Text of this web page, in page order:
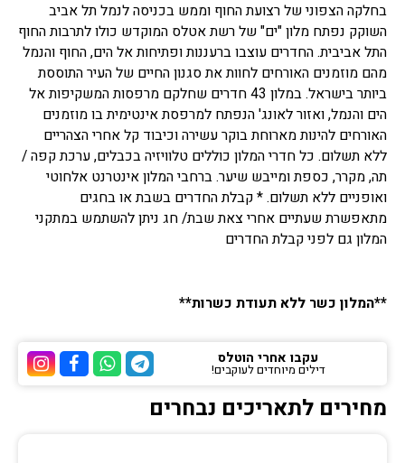
בחלקה הצפוני של רצועת החוף וממש בכניסה לנמל תל אביב
השוקק נפתח מלון "ים" של רשת אטלס המוקדש כולו לתרבות החוף
התל אביבית. החדרים עוצבו ברעננות ופתיחות אל הים, החוף והנמל
מהם מוזמנים האורחים לחוות את סגנון החיים של העיר התוססת
ביותר בישראל. במלון 43 חדרים שחלקם מרפסות המשקיפות אל
הים והנמל, ואזור לאונג' הנפתח למרפסת אינטימית בו מוזמנים
האורחים להינות מארוחת בוקר עשירה וכיבוד קל אחרי הצהריים
ללא תשלום. כל חדרי המלון כוללים טלוויזיה בכבלים, ערכת קפה /
תה, מקרר, כספת ומייבש שיער. ברחבי המלון אינטרנט אלחוטי
ואופניים ללא תשלום. * קבלת החדרים בשבת או בחגים
מתאפשרת שעתיים אחרי צאת שבת/ חג ניתן להשתמש במתקני
המלון גם לפני קבלת החדרים
**המלון כשר ללא תעודת כשרות**
ערוץ ערוץ
ערוץ הוואטסאפ של
ערוץ הטלגרם של הוטלס
עקבו אחרי הוטלס
דילים מיוחדים לעוקבים!
מחירים לתאריכים נבחרים